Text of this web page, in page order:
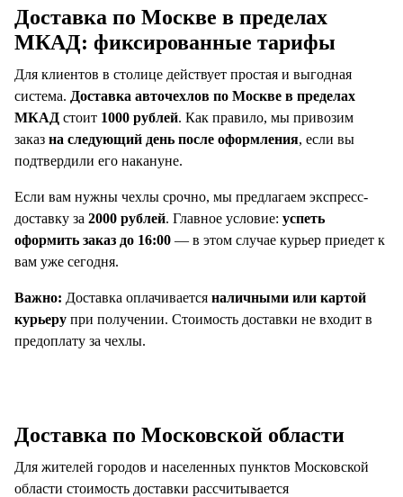
Доставка по Москве в пределах
МКАД: фиксированные тарифы
Для клиентов в столице действует простая и выгодная
система. Доставка авточехлов по Москве в пределах
МКАД стоит 1000 рублей. Как правило, мы привозим
заказ на следующий день после оформления, если вы
подтвердили его накануне.
Если вам нужны чехлы срочно, мы предлагаем экспресс-
доставку за 2000 рублей. Главное условие: успеть
оформить заказ до 16:00 — в этом случае курьер приедет к
вам уже сегодня.
Важно: Доставка оплачивается наличными или картой
курьеру при получении. Стоимость доставки не входит в
предоплату за чехлы.
Доставка по Московской области
Для жителей городов и населенных пунктов Московской
области стоимость доставки рассчитывается